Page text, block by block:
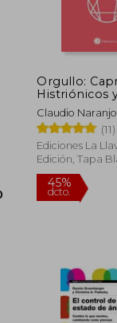
Orgullo:
Histriónicos
(Psicología
Eneatipos)
Claudio Naranjo
(11)
Ediciones La
Edición, Tapa
Nuevo